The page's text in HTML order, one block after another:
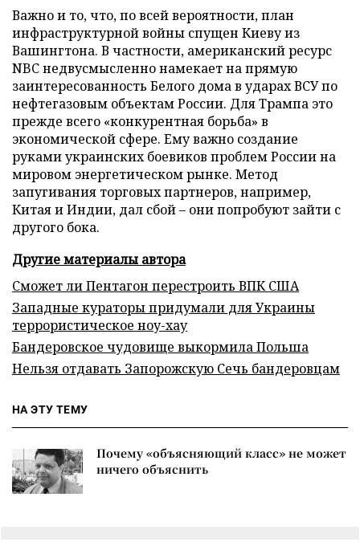
Важно и то, что, по всей вероятности, план
инфраструктурной войны спущен Киеву из
Вашингтона. В частности, американский ресурс
NBC недвусмысленно намекает на прямую
заинтересованность Белого дома в ударах ВСУ по
нефтегазовым объектам России. Для Трампа это
прежде всего «конкурентная борьба» в
экономической сфере. Ему важно создание
руками украинских боевиков проблем России на
мировом энергетическом рынке. Метод
запугивания торговых партнеров, например,
Китая и Индии, дал сбой – они попробуют зайти с
другого бока.
Другие материалы автора
Сможет ли Пентагон перестроить ВПК США
Западные кураторы придумали для Украины
террористическое ноу-хау
Бандеровское чудовище выкормила Польша
Нельзя отдавать Запорожскую Сечь бандеровцам
НА ЭТУ ТЕМУ
Почему «объясняющий класс» не может
ничего объяснить